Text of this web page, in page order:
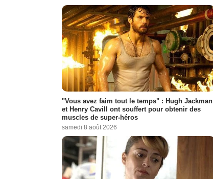
"Vous avez faim tout le temps" : Hugh Jackman
et Henry Cavill ont souffert pour obtenir des
muscles de super-héros
samedi 8 août 2026